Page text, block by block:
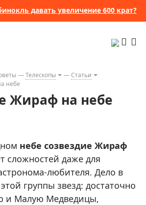
давать увеличение 600 крат?
Телескопы
Статьи
небе
Жираф на небе
небе созвездие Жираф
сложностей даже для
любителя. Дело в
группы звезд: достаточно
и Малую Медведицы,